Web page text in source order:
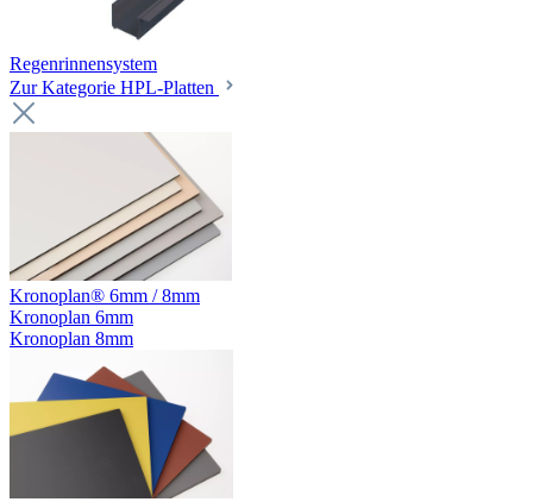
Regenrinnensystem
Zur Kategorie HPL-Platten
Kronoplan® 6mm / 8mm
Kronoplan 6mm
Kronoplan 8mm